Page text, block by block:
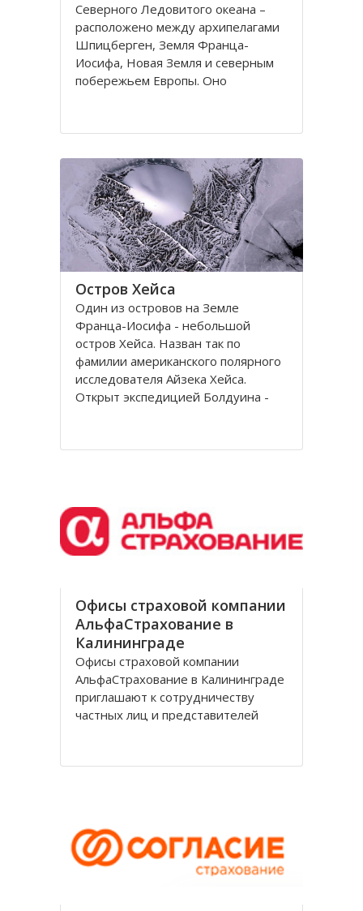
Северного Ледовитого океана –
расположено между архипелагами
Шпицберген, Земля Франца-
Иосифа, Новая Земля и северным
побережьем Европы. Оно
поверхности составляет 1424
Вмещает 282
Остров Хейса
Один из островов на Земле
Франца-Иосифа - небольшой
остров Хейса. Назван так по
фамилии американского полярного
исследователя Айзека Хейса.
Открыт экспедицией Болдуина -
широты, в самых суровых условиях
Офисы страховой компании
АльфаСтрахование в
Калининграде
Офисы страховой компании
АльфаСтрахование в Калининграде
приглашают к сотрудничеству
частных лиц и представителей
крупнейшим российским
страховую группу